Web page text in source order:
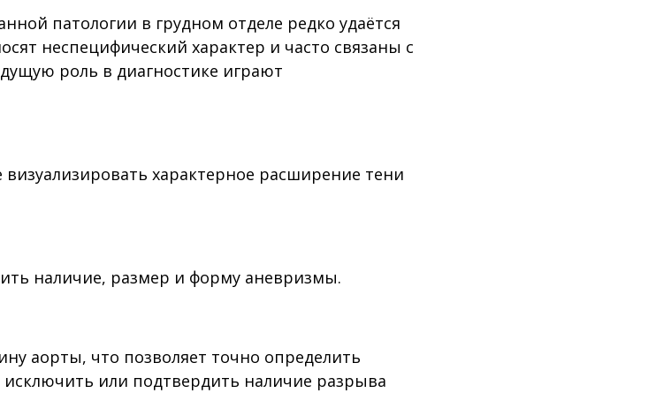
патологии в грудном отделе редко удаётся
неспецифический характер и часто связаны с
роль в диагностике играют
характерное расширение тени
наличие, размер и форму аневризмы.
аорты, что позволяет точно определить
или подтвердить наличие разрыва